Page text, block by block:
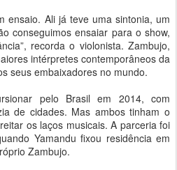
ensaio. Ali já teve uma sintonia, um
conseguimos ensaiar para o show,
recorda o violonista. Zambujo,
intérpretes contemporâneos da
seus embaixadores no mundo.
pelo Brasil em 2014, com
de cidades. Mas ambos tinham o
os laços musicais. A parceria foi
Yamandu fixou residência em
Zambujo.